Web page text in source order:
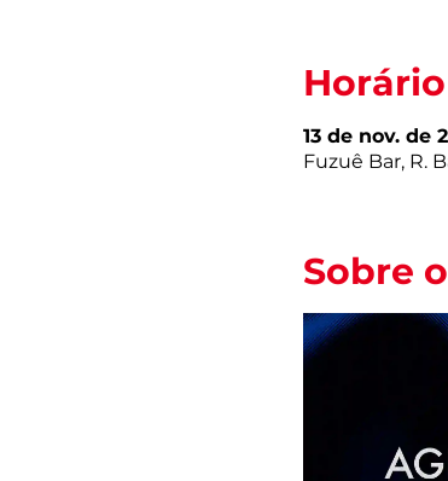
13 de nov. de
Fuzuê Bar, R.
Sobre